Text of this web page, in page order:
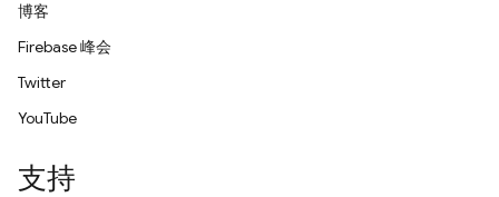
博客
Firebase 峰会
Twitter
YouTube
支持